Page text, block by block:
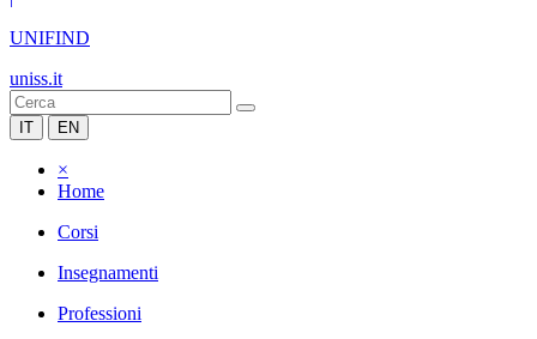
UNIFIND
uniss.it
IT EN
×
Home
Corsi
Insegnamenti
Professioni